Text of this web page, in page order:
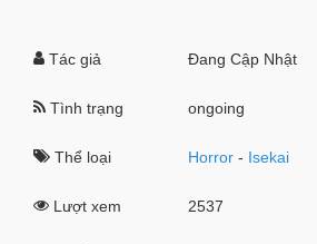
Tác giả Đang Cập Nhật
Tình trạng ongoing
Thể loại Horror - Isekai
Lượt xem 2537